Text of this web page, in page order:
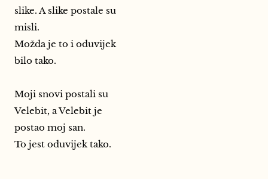
slike. A slike postale su
misli.
Možda je to i oduvijek
bilo tako.
Moji snovi postali su
Velebit, a Velebit je
postao moj san.
To jest oduvijek tako.